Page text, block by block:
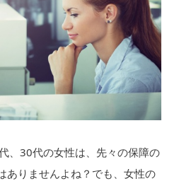
、30代の女性は、先々の保障の
ありませんよね？でも、女性の